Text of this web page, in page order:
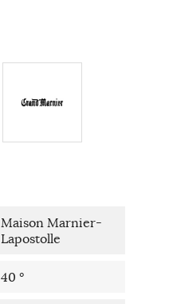
Maison Marnier-
Lapostolle
40 °